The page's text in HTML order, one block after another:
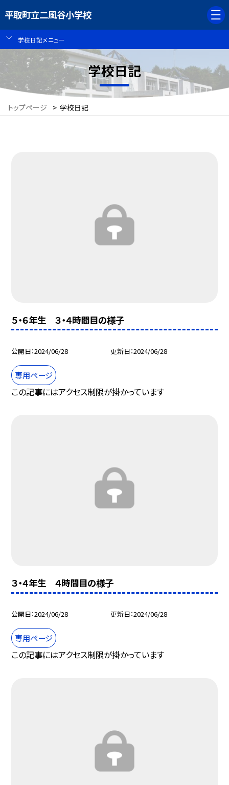
平取町立二風谷小学校
学校日記メニュー
学校日記
トップページ > 学校日記
５・６年生 ３・４時間目の様子
公開日 2024/06/28 更新日 2024/06/28
専用ページ
この記事にはアクセス制限が掛かっています
３・４年生 ４時間目の様子
公開日 2024/06/28 更新日 2024/06/28
専用ページ
この記事にはアクセス制限が掛かっています